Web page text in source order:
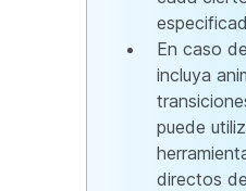
En caso
incluya
puede
directos